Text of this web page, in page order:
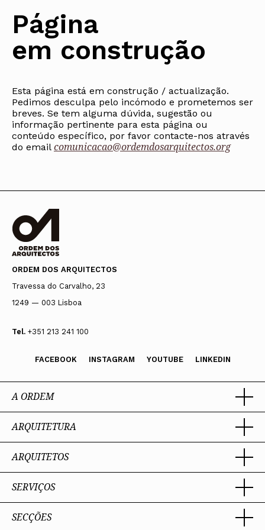
Conselho Diretivo Nacional
Conselho de Disciplina
Nacional
Conselho Fiscal
Conselho de Supervisão
CAU
COB
CPA
CSAC
Arquitectos
Boletim
Arquitectos
IARP
Jornal Arquitectos
Habitar Portugal
Glossário de
Arquitectura de
Autor
Internacional
Responsabilidade Civil
Apoio à prática
Legislação
SILUC
Apoio jurídico
Minutas
Documentos Normativos
Normas
Bolsa de Emprego
Emprego, Estágios e
Procedimentos concursais
Termos e Condições
Algarve
Madeira
Açores
Notícias
Centro
Lisboa e Vale do Tejo
Alentejo
Algarve
Madeira
Página
em construção
Esta página está em construção / actualização.
Pedimos desculpa pelo incómodo e prometemos ser
breves. Se tem alguma dúvida, sugestão ou
informação pertinente para esta página ou
conteúdo específico, por favor contacte-nos através
do email comunicacao@ordemdosarquitectos.org
ORDEM DOS ARQUITECTOS
Travessa do Carvalho, 23
1249 — 003 Lisboa
Tel. +351 213 241 100
FACEBOOK INSTAGRAM YOUTUBE LINKEDIN
A ORDEM
Ordem dos Arquitectos
Sobre a OA
Legado
Estatuto e Regulamentos
Comissões Técnicas
Membros Honorários
Instrumentos de gestão
ARQUITETURA
Trabalhar com Arquiteto
Porquê um Arquiteto
Boas práticas
PIAAP
ARQUITETOS
Sobre a profissão
Competências Profissionais
Admissão e Inscrição na OA
SERVIÇOS
Encomenda
SECÇÕES